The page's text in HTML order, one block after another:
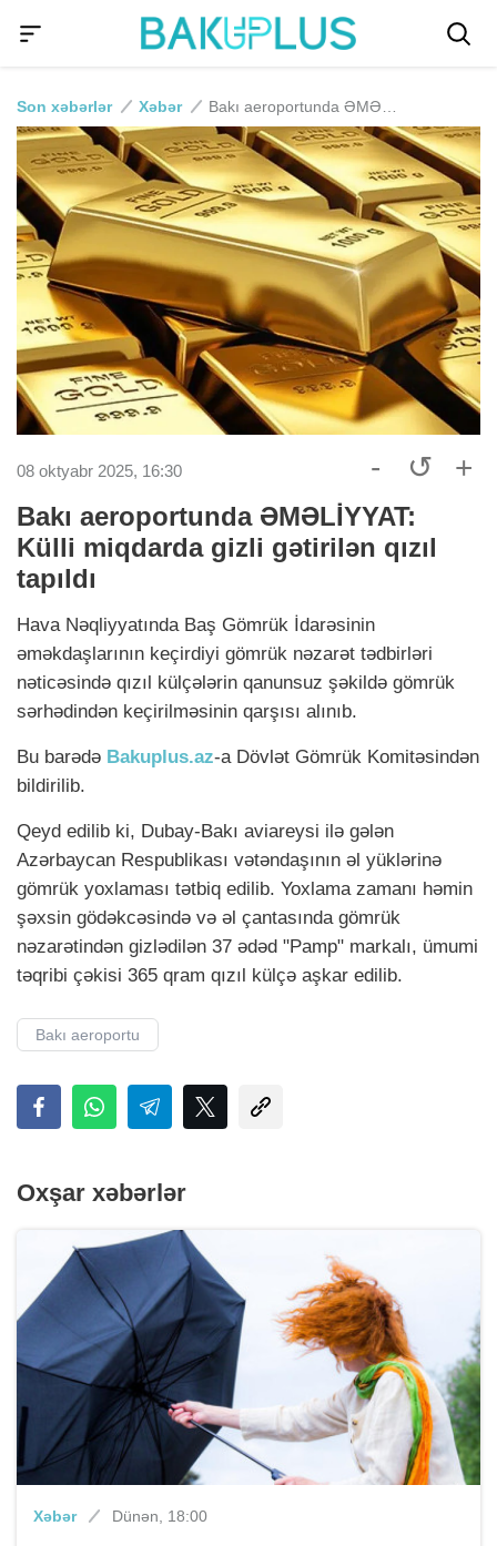
Son xəbərlər Xəbər
08 oktyabr 2025, 16:30 - ↺ +
Bakı aeroportunda ƏMƏLİYYAT:
Külli miqdarda gizli gətirilən qızıl
tapıldı
Hava Nəqliyyatında Baş Gömrük İdarəsinin
əməkdaşlarının keçirdiyi gömrük nəzarət tədbirləri
nəticəsində qızıl külçələrin qanunsuz şəkildə gömrük
sərhədindən keçirilməsinin qarşısı alınıb.
Bu barədə Bakuplus.az-a Dövlət Gömrük Komitəsindən
bildirilib.
Qeyd edilib ki, Dubay-Bakı aviareysi ilə gələn
Azərbaycan Respublikası vətəndaşının əl yüklərinə
gömrük yoxlaması tətbiq edilib. Yoxlama zamanı həmin
şəxsin gödəkcəsində və əl çantasında gömrük
nəzarətindən gizlədilən 37 ədəd "Pamp" markalı, ümumi
təqribi çəkisi 365 qram qızıl külçə aşkar edilib.
Bakı aeroportu
Oxşar xəbərlər
Xəbər Dünən, 18:00